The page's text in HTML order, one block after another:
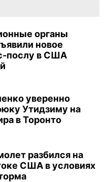
органы
новое
послу в США
уверенно
Утидзиму на
в Торонто
разбился на
США в условиях